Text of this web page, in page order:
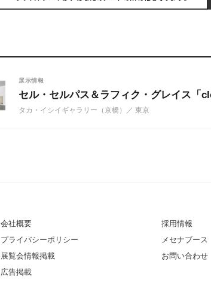
展示情報
セル・セルパス＆ラフィク・グレイス「
タカ・イシイギャラリー（京橋） ／ 東京
会社概要
プライバシーポリシー
展覧会情報掲載
広告掲載
採用情報
メセナブース
お問い合わせ